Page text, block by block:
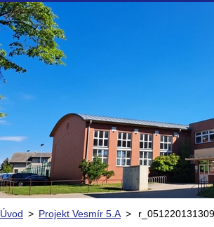
Úvod > Projekt Vesmír 5.A >